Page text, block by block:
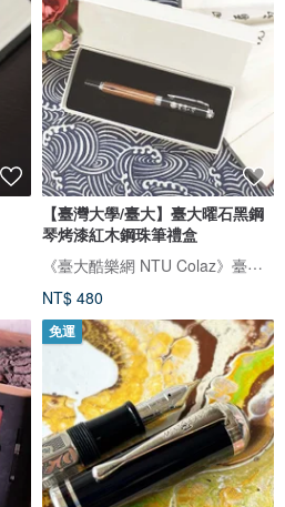
【臺灣大學/臺大】臺大曜石黑鋼
琴烤漆紅木鋼珠筆禮盒
《臺大酷樂網 NTU Colaz》臺大紀念品 NTU souvenir shop
NT$ 480
免運